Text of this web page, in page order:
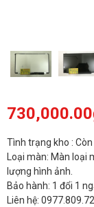
730,000.00
Tình trạng kho :
Loại màn: Màn loại
lượng hình ảnh.
Bảo hành: 1 đổi 1
Liên hệ: